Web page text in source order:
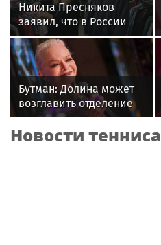
Никита Пресняков
заявил, что в России
его обидели. И
рассорился с братом
из-за политики
Бутман: Долина может
возглавить отделение
вокала в первом в РФ
джазовом вузе
Новости тенниса